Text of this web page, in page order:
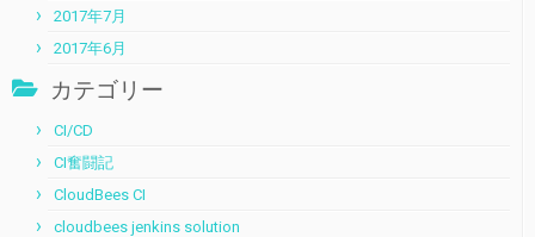
2017年7月
2017年6月
カテゴリー
CI/CD
CI奮闘記
CloudBees CI
cloudbees jenkins solution